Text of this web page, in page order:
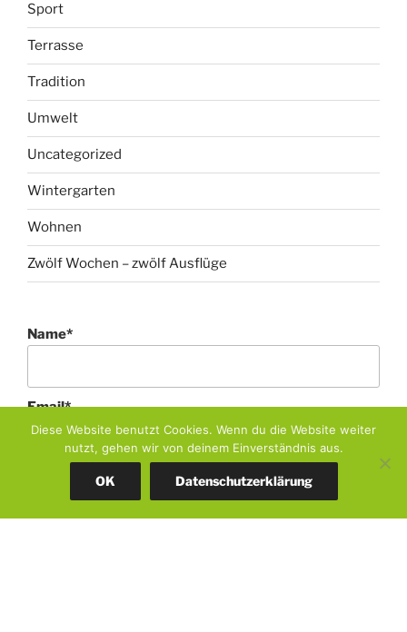
Sport
Terrasse
Tradition
Umwelt
Uncategorized
Wintergarten
Wohnen
Zwölf Wochen – zwölf Ausflüge
Name*
Email*
Diese Website benutzt Cookies. Wenn du die Website weiter
nutzt, gehen wir von deinem Einverständnis aus.
OK Datenschutzerklärung